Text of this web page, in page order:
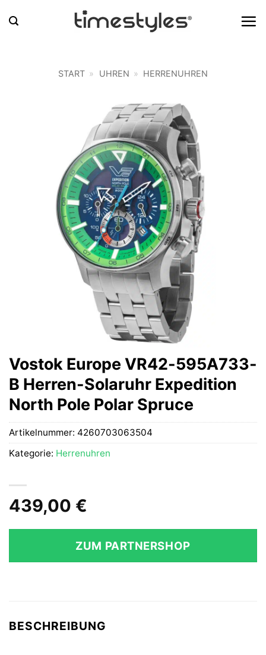
Inhalt
START » UHREN » HERRENUHREN
Vostok Europe VR42-595A733-
B Herren-Solaruhr Expedition
North Pole Polar Spruce
439,00 €
ZUM PARTNERSHOP
Artikelnummer: 4260703063504
Kategorie: Herrenuhren
BESCHREIBUNG